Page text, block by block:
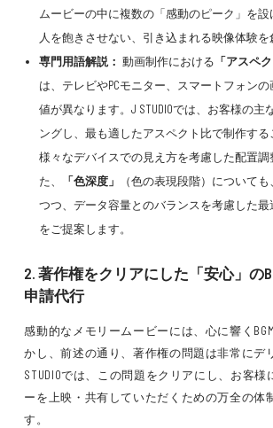
ムービーの中に複数の「感動のピーク」を
人を飽きさせない、引き込まれる映像体験を
専門用語解説： 動画制作における 「アスペ
は、テレビやPCモニター、スマートフォン
値が異なります。J STUDIOでは、お客様の主
ングし、最も適したアスペクト比で制作する
様々なデバイスでの見え方を考慮した配置調
た、
「色深度」
（色の表現段階）について
つつ、データ容量とのバランスを考慮した最
をご提案します。
2. 著作権をクリアにした「安心」の
申請代行
感動的なメモリームービーには、心に響く
かし、前述の通り、著作権の問題は非常にデ
STUDIOでは、この問題をクリアにし、お客様
ーを上映・共有していただくための万全の体
す。